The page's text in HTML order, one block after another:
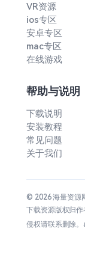
VR资源
ios专区
安卓专区
mac专区
在线游戏
帮助与说明
下载说明
安装教程
常见问题
关于我们
© 2026 海量资源
下载资源版权归
侵权请联系删除